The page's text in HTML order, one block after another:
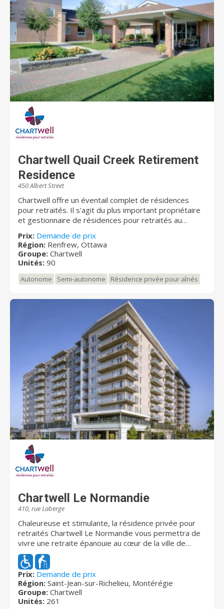
Chartwell Quail Creek Retirement
Residence
450 Albert Street
Chartwell offre un éventail complet de résidences
pour retraités. Il s'agit du plus important propriétaire
et gestionnaire de résidences pour retraités au
résidents et emploie environ 3 000 personnes qui
adhèrent à sa vision « Dédiés à votre mieux-être ».
Pour de plus amples renseignements, veuillez visiter
Prix: Demande de prix
Région: Renfrew, Ottawa
Groupe: Chartwell
Unités: 90
Autonome Semi-autonome Résidence privée pour aînés
Chartwell Le Normandie
410, rue Laberge
Chaleureuse et stimulante, la résidence privée pour
retraités Chartwell Le Normandie vous permettra de
vivre une retraite épanouie au cœur de la ville de
Saint-Jean-sur-Richelieu, reconnue pour sa qualité de
vie remarquable et la richesse de son offre culturelle.
Les services évolutifs offerts à la résidenceVilia Saint-
Jean s'ajustent à vos besoins, tant aujourd'hui que
demain. L’atmosphère amicale et dynamique en fait
une résidence où il fait bon vivre !
Prix: Demande de prix
Région: Saint-Jean-sur-Richelieu, Montérégie
Groupe: Chartwell
Unités: 261